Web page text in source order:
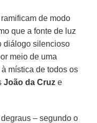
de modo
que a fonte de luz
diálogo silencioso
meio de uma
mística de todos os
João da Cruz e
– segundo o